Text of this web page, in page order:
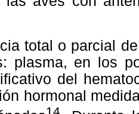
total o parcial
plasma, en los
del
hormonal